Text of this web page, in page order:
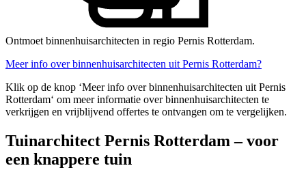
Ontmoet binnenhuisarchitecten in regio Pernis Rotterdam.
Meer info over binnenhuisarchitecten uit Pernis Rotterdam?
Klik op de knop ‘Meer info over binnenhuisarchitecten uit Pernis
Rotterdam‘ om meer informatie over binnenhuisarchitecten te
verkrijgen en vrijblijvend offertes te ontvangen om te vergelijken.
Tuinarchitect Pernis Rotterdam – voor
een knappere tuin